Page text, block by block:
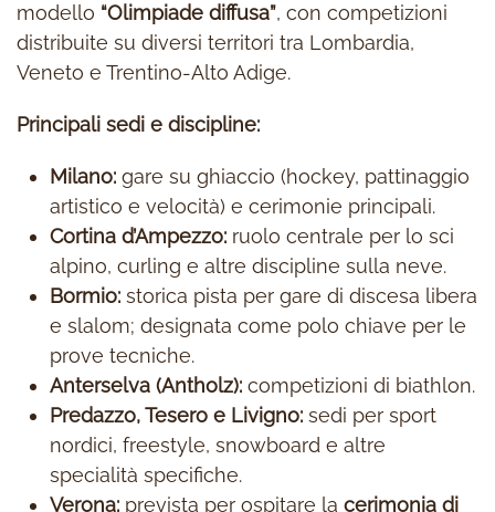
modello “Olimpiade diffusa”, con competizioni
distribuite su diversi territori tra Lombardia,
Veneto e Trentino-Alto Adige.
Principali sedi e discipline:
Milano: gare su ghiaccio (hockey, pattinaggio
artistico e velocità) e cerimonie principali.
Cortina d’Ampezzo: ruolo centrale per lo sci
alpino, curling e altre discipline sulla neve.
Bormio: storica pista per gare di discesa libera
e slalom; designata come polo chiave per le
prove tecniche.
Anterselva (Antholz): competizioni di biathlon.
Predazzo, Tesero e Livigno: sedi per sport
nordici, freestyle, snowboard e altre
specialità specifiche.
Verona: prevista per ospitare la cerimonia di